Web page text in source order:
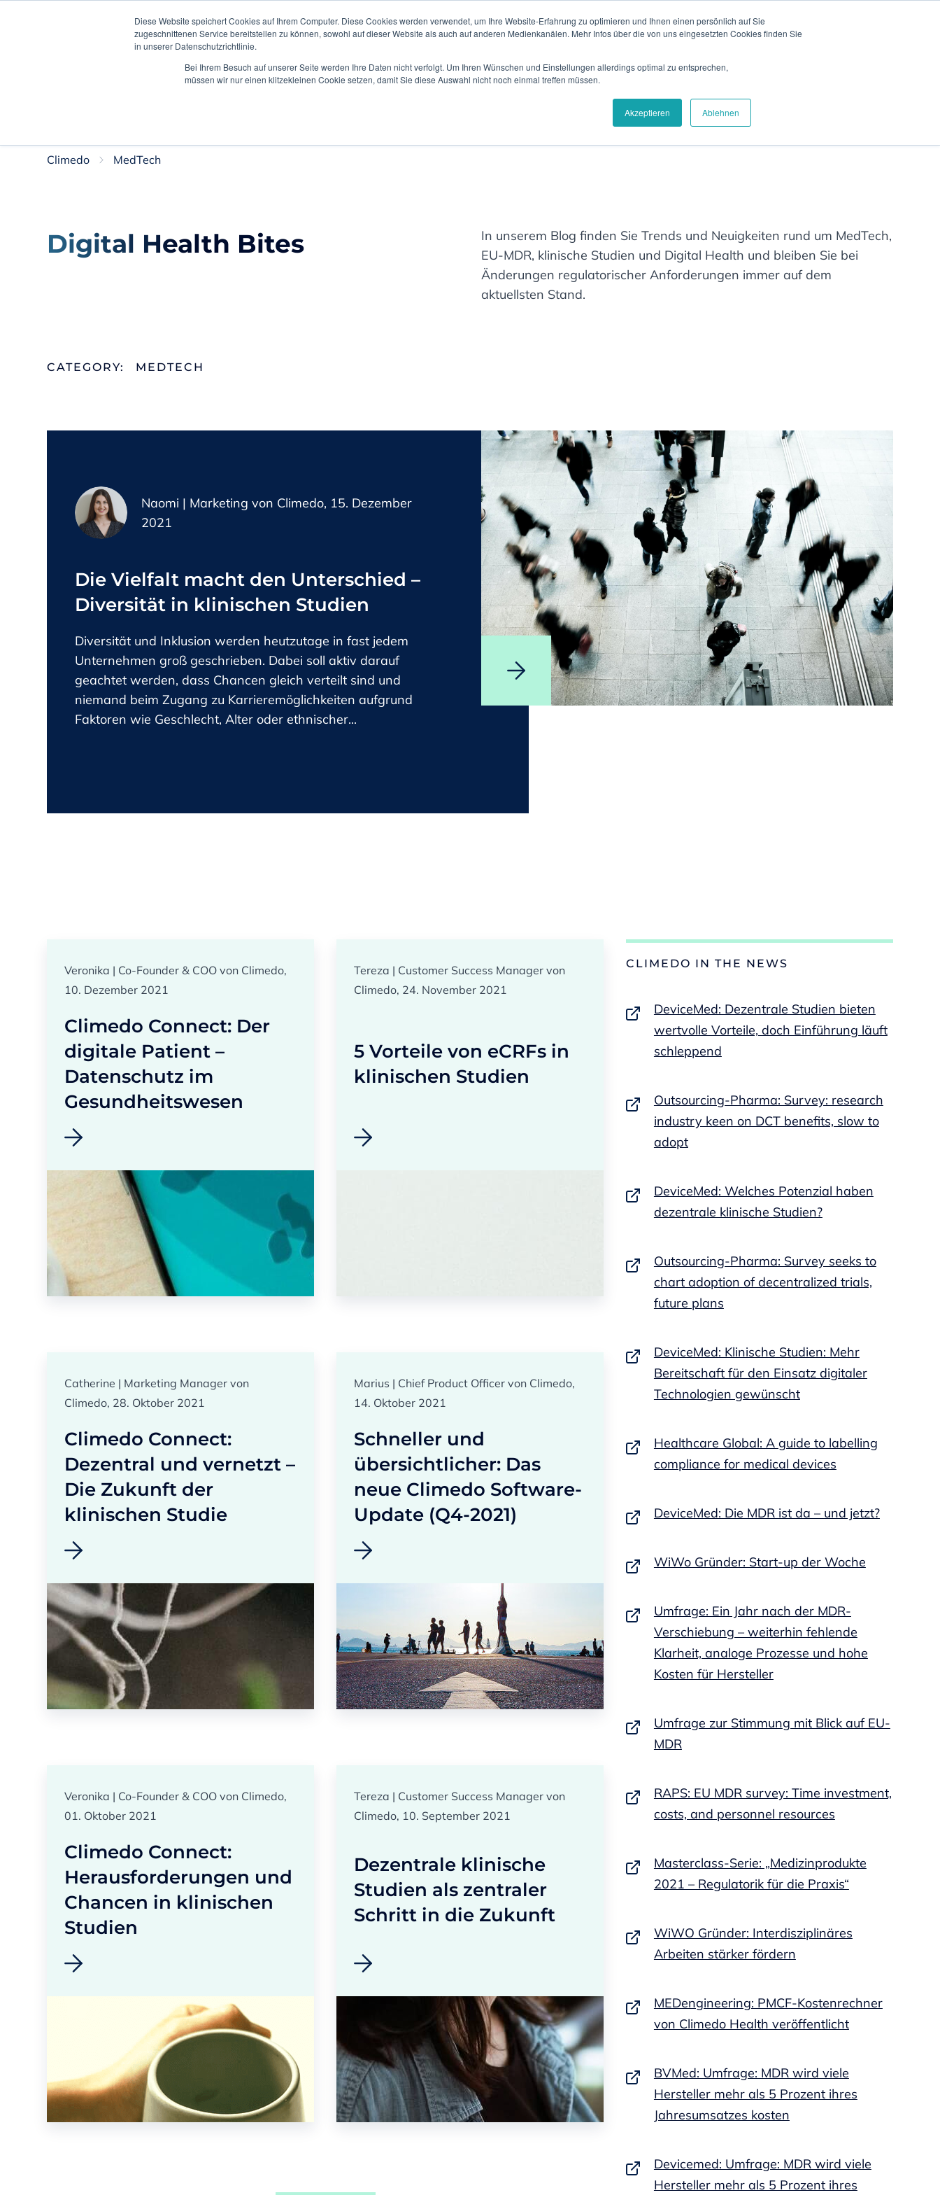
Diese Website speichert Cookies auf Ihrem Computer. Diese Cookies werden verwendet, um Ihre Website-Erfahrung zu optimieren und Ihnen einen persönlich auf Sie
zugeschnittenen Service bereitstellen zu können, sowohl auf dieser Website als auch auf anderen Medienkanälen. Mehr Infos über die von uns eingesetzten Cookies finden Sie
in unserer Datenschutzrichtlinie.
Bei Ihrem Besuch auf unserer Seite werden Ihre Daten nicht verfolgt. Um Ihren Wünschen und Einstellungen allerdings optimal zu entsprechen,
müssen wir nur einen klitzekleinen Cookie setzen, damit Sie diese Auswahl nicht noch einmal treffen müssen.
Akzeptieren Ablehnen
Insights & Events Blog Kontakt
Lösungen Branchen Referenzen Karriere Über uns
Climedo MedTech
Digital Health Bites
In unserem Blog finden Sie Trends und Neuigkeiten rund um MedTech,
EU-MDR, klinische Studien und Digital Health und bleiben Sie bei
Änderungen regulatorischer Anforderungen immer auf dem
aktuellsten Stand.
CATEGORY: MEDTECH
Naomi | Marketing von Climedo, 15. Dezember
2021
Die Vielfalt macht den Unterschied –
Diversität in klinischen Studien
Diversität und Inklusion werden heutzutage in fast jedem
Unternehmen groß geschrieben. Dabei soll aktiv darauf
geachtet werden, dass Chancen gleich verteilt sind und
niemand beim Zugang zu Karrieremöglichkeiten aufgrund
Faktoren wie Geschlecht, Alter oder ethnischer...
Veronika | Co-Founder & COO von Climedo,
10. Dezember 2021
Climedo Connect: Der
digitale Patient –
Datenschutz im
Gesundheitswesen
Tereza | Customer Success Manager von
Climedo, 24. November 2021
5 Vorteile von eCRFs in
klinischen Studien
Catherine | Marketing Manager von
Climedo, 28. Oktober 2021
Climedo Connect:
Dezentral und vernetzt –
Die Zukunft der
klinischen Studie
Marius | Chief Product Officer von Climedo,
14. Oktober 2021
Schneller und
übersichtlicher: Das
neue Climedo Software-
Update (Q4-2021)
Veronika | Co-Founder & COO von Climedo,
01. Oktober 2021
Climedo Connect:
Herausforderungen und
Chancen in klinischen
Studien
Tereza | Customer Success Manager von
Climedo, 10. September 2021
Dezentrale klinische
Studien als zentraler
Schritt in die Zukunft
CLIMEDO IN THE NEWS
DeviceMed: Dezentrale Studien bieten
wertvolle Vorteile, doch Einführung läuft
schleppend
Outsourcing-Pharma: Survey: research
industry keen on DCT benefits, slow to
adopt
DeviceMed: Welches Potenzial haben
dezentrale klinische Studien?
Outsourcing-Pharma: Survey seeks to
chart adoption of decentralized trials,
future plans
DeviceMed: Klinische Studien: Mehr
Bereitschaft für den Einsatz digitaler
Technologien gewünscht
Healthcare Global: A guide to labelling
compliance for medical devices
DeviceMed: Die MDR ist da – und jetzt?
WiWo Gründer: Start-up der Woche
Umfrage: Ein Jahr nach der MDR-
Verschiebung – weiterhin fehlende
Klarheit, analoge Prozesse und hohe
Kosten für Hersteller
Umfrage zur Stimmung mit Blick auf EU-
MDR
RAPS: EU MDR survey: Time investment,
costs, and personnel resources
Masterclass-Serie: „Medizinprodukte
2021 – Regulatorik für die Praxis“
WiWO Gründer: Interdisziplinäres
Arbeiten stärker fördern
MEDengineering: PMCF-Kostenrechner
von Climedo Health veröffentlicht
BVMed: Umfrage: MDR wird viele
Hersteller mehr als 5 Prozent ihres
Jahresumsatzes kosten
Devicemed: Umfrage: MDR wird viele
Hersteller mehr als 5 Prozent ihres